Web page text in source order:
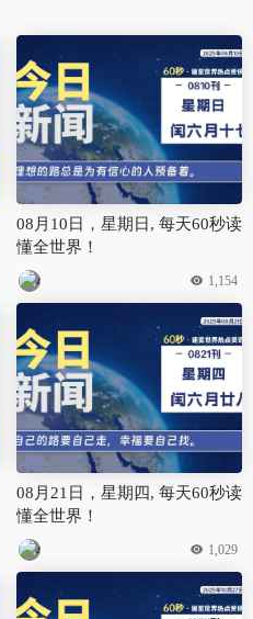
08月10日，星期日, 每天60秒读
懂全世界！
1,154
08月21日，星期四, 每天60秒读
懂全世界！
1,029